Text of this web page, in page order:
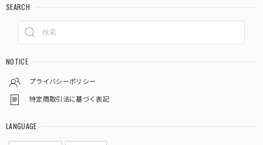
SEARCH
NOTICE
プライバシーポリシー
特定商取引法に基づく表記
LANGUAGE